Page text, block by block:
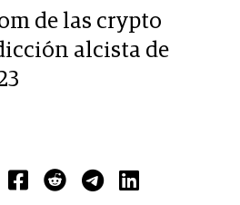
de las crypto
alcista de